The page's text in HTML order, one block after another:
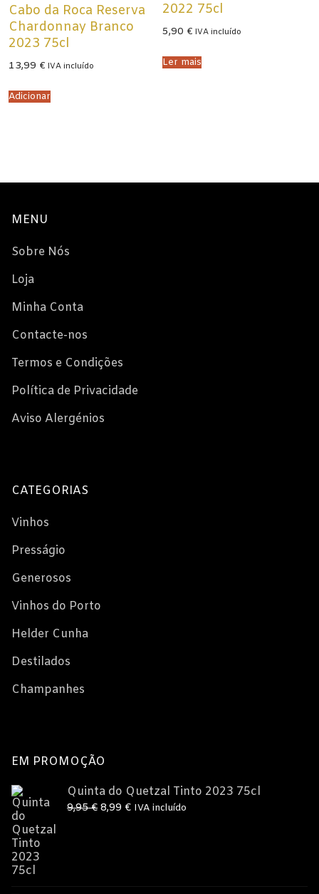
Cabo da Roca Reserva
Chardonnay Branco
2023 75cl
13,99 € IVA incluído
Adicionar
2022 75cl
5,90 € IVA incluído
Ler mais
MENU
Sobre Nós
Loja
Minha Conta
Contacte-nos
Termos e Condições
Política de Privacidade
Aviso Alergénios
CATEGORIAS
Vinhos
Presságio
Generosos
Vinhos do Porto
Helder Cunha
Destilados
Champanhes
EM PROMOÇÃO
Quinta do Quetzal Tinto 2023 75cl
9,95€ O
8,99 €OIVA incluído